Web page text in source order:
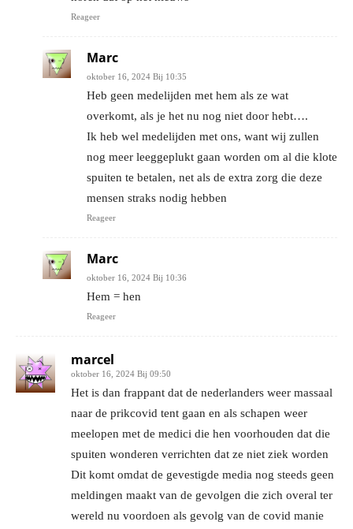
Reageer
Marc
oktober 16, 2024 Bij 10:35
Heb geen medelijden met hem als ze wat
overkomt, als je het nu nog niet door hebt….
Ik heb wel medelijden met ons, want wij zullen
nog meer leeggeplukt gaan worden om al die klote
spuiten te betalen, net als de extra zorg die deze
mensen straks nodig hebben
Reageer
Marc
oktober 16, 2024 Bij 10:36
Hem = hen
Reageer
marcel
oktober 16, 2024 Bij 09:50
Het is dan frappant dat de nederlanders weer massaal
naar de prikcovid tent gaan en als schapen weer
meelopen met de medici die hen voorhouden dat die
spuiten wonderen verrichten dat ze niet ziek worden
Dit komt omdat de gevestigde media nog steeds geen
meldingen maakt van de gevolgen die zich overal ter
wereld nu voordoen als gevolg van de covid manie